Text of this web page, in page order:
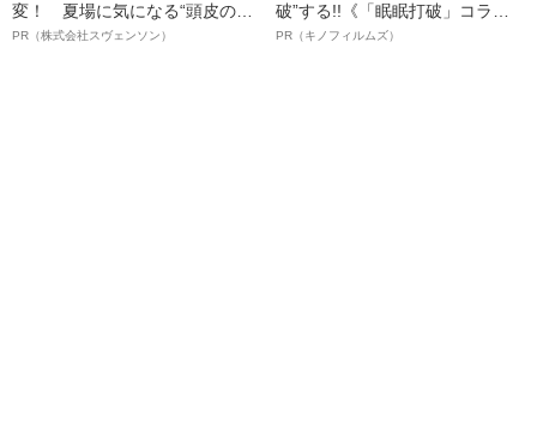
変！ 夏場に気になる“頭皮のニ
オイ”や“ベタつき”を解消す
PR（株式会社スヴェンソン）
破”する!!《「眠眠打破」コラ
ボ》
PR（キノフィルムズ）